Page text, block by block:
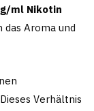
ml Nikotin
Aroma und
Verhältnis